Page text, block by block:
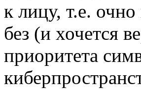
к лицу, т.е.
без (и хочется
приоритета